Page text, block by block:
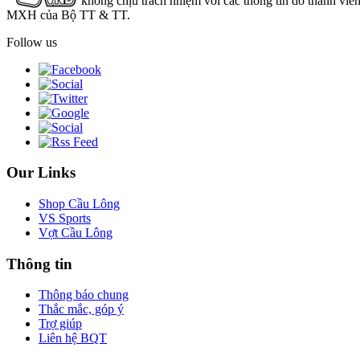
MXH của Bộ TT & TT.
Follow us
Our Links
Shop Cầu Lông
VS Sports
Vợt Cầu Lông
Thông tin
Thông báo chung
Thắc mắc, góp ý
Trợ giúp
Liên hệ BQT